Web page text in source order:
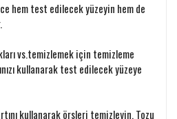
hem test edilecek yüzeyin hem de
vs.temizlemek için temizleme
kullanarak test edilecek yüzeye
kullanarak örsleri temizleyin. Tozu